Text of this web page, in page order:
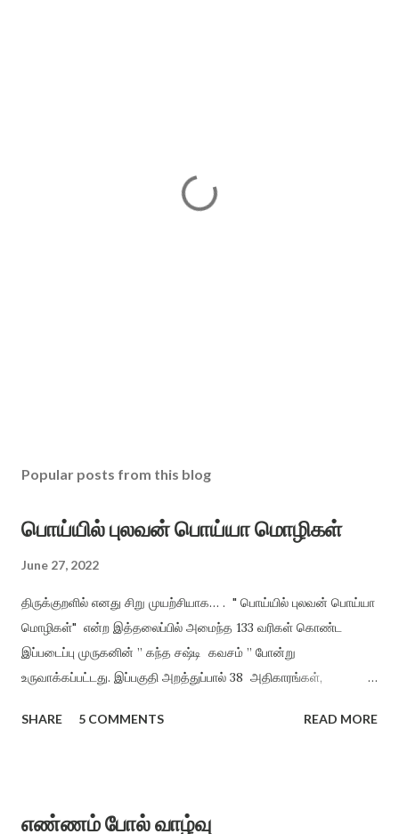
Popular posts from this blog
பொய்யில் புலவன் பொய்யா மொழிகள்
June 27, 2022
திருக்குறளில் எனது சிறு முயற்சியாக… . " பொய்யில் புலவன் பொய்யா
மொழிகள்" என்ற இத்தலைப்பில் அமைந்த 133 வரிகள் கொண்ட
இப்படைப்பு முருகனின் ” கந்த சஷ்டி கவசம் ” போன்று
உருவாக்கப்பட்டது. இப்பகுதி அறத்துப்பால் 38 அதிகாரங்கள்,
விளங்க வைத்தல் என்ற முறையில், திருக்குறளின் சாராக அமைத்து
காக்க காக்கக் குறளைக் காக்க உலக மொழிகளில் ஒப்பற்ற நூலாம்,
SHARE 5 COMMENTS READ MORE
எண்ணம் போல் வாழ்வு